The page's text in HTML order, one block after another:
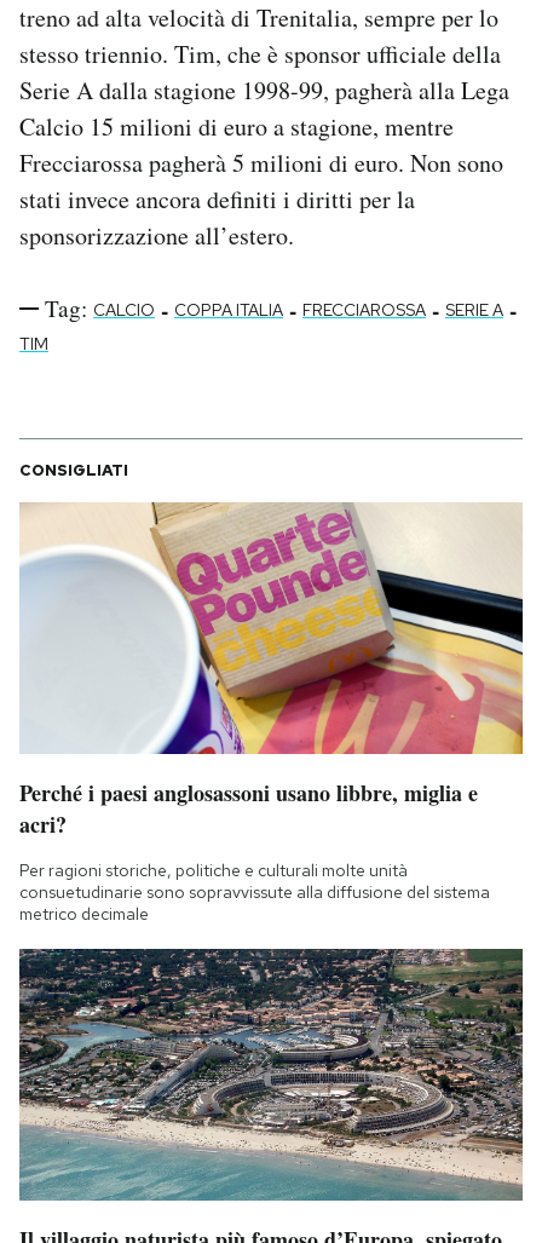
Hai bisogno di aiuto?
Esci
treno ad alta velocità di Trenitalia, sempre per lo
stesso triennio. Tim, che è sponsor ufficiale della
Serie A dalla stagione 1998-99, pagherà alla Lega
Calcio 15 milioni di euro a stagione, mentre
Frecciarossa pagherà 5 milioni di euro. Non sono
stati invece ancora definiti i diritti per la
sponsorizzazione all’estero.
Tag: CALCIO - COPPA ITALIA - FRECCIAROSSA - SERIE A -
TIM
CONSIGLIATI
Perché i paesi anglosassoni usano libbre, miglia e
acri?
Per ragioni storiche, politiche e culturali molte unità
consuetudinarie sono sopravvissute alla diffusione del sistema
metrico decimale